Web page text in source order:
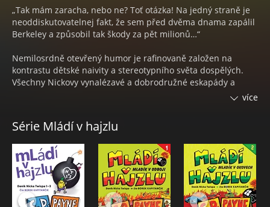
„Tak mám zaracha, nebo ne? Toť otázka! Na jedný straně je
neoddiskutovatelnej fakt, že sem před dvěma dnama zapálil
Berkeley a způsobil tak škody za pět milionů…“
Nemilosrdně otevřený humor je rafinovaně založen na
kontrastu dětské naivity a stereotypního světa dospělých.
Všechny Nickovy vynalézavé a dobrodružné eskapády a
intriky směřují zdánlivě pouze k jedinému cíli: Zbavit se
Doporučujeme všem, kteří přežili dospívání.
Nedoporučujeme poslouchat před spaním. V záchvatech
smíchu se špatně usíná.
C. D. PAYNE
více
Série Mládí v hajzlu